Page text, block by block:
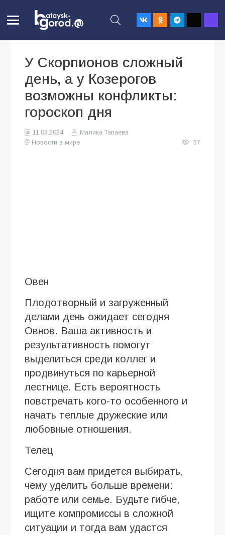
У Скорпионов сложный
день, а у Козерогов
возможны конфликты:
гороскоп дня
11.03.2024
Малика Тапаева
Новости в мире
57
Овен
Плодотворный и загруженный
делами день ожидает сегодня
Овнов. Ваша активность и
результативность помогут
выделиться среди коллег и
продвинуться по карьерной
лестнице. Есть вероятность
повстречать кого-то особенного и
начать теплые дружеские или
любовные отношения.
Телец
Сегодня вам придется выбирать,
чему уделить больше времени:
работе или семье. Будьте гибче,
ищите компромиссы в сложной
ситуации и тогда вам удастся